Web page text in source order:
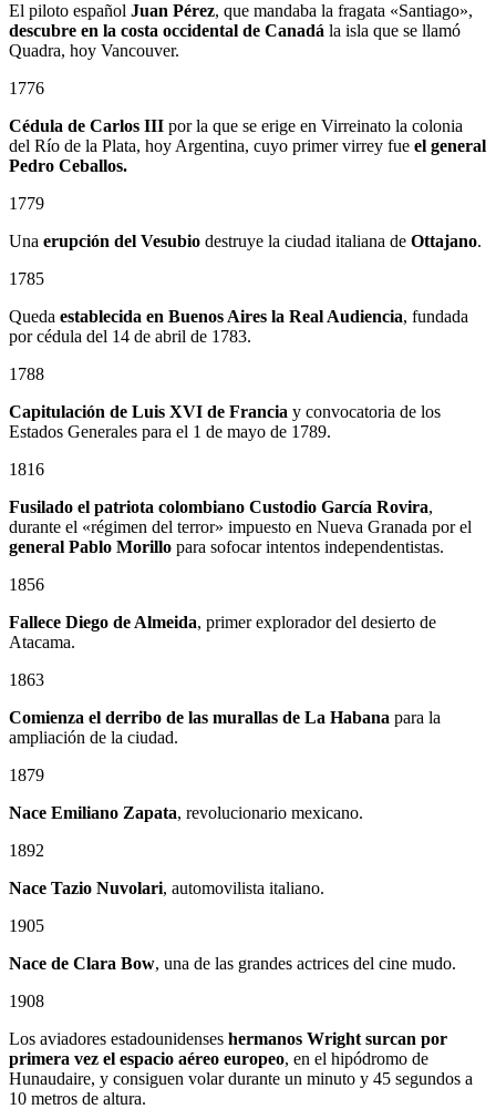
El piloto español Juan Pérez, que mandaba la fragata «Santiago»,
descubre en la costa occidental de Canadá la isla que se llamó
Quadra, hoy Vancouver.
1776
Cédula de Carlos III por la que se erige en Virreinato la colonia
del Río de la Plata, hoy Argentina, cuyo primer virrey fue el general
Pedro Ceballos.
1779
Una erupción del Vesubio destruye la ciudad italiana de Ottajano.
1785
Queda establecida en Buenos Aires la Real Audiencia, fundada
por cédula del 14 de abril de 1783.
1788
Capitulación de Luis XVI de Francia y convocatoria de los
Estados Generales para el 1 de mayo de 1789.
1816
Fusilado el patriota colombiano Custodio García Rovira,
durante el «régimen del terror» impuesto en Nueva Granada por el
general Pablo Morillo para sofocar intentos independentistas.
1856
Fallece Diego de Almeida, primer explorador del desierto de
Atacama.
1863
Comienza el derribo de las murallas de La Habana para la
ampliación de la ciudad.
1879
Nace Emiliano Zapata, revolucionario mexicano.
1892
Nace Tazio Nuvolari, automovilista italiano.
1905
Nace de Clara Bow, una de las grandes actrices del cine mudo.
1908
Los aviadores estadounidenses hermanos Wright surcan por
primera vez el espacio aéreo europeo, en el hipódromo de
Hunaudaire, y consiguen volar durante un minuto y 45 segundos a
10 metros de altura.